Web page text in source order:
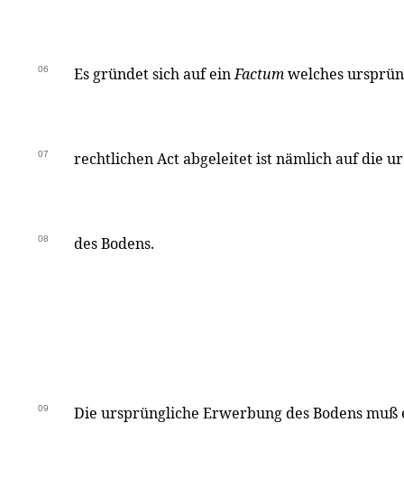
06 Es gründet sich auf einFactumwelches
07 rechtlichen Act abgeleitet ist nämlich auf die
08 des Bodens.
09 Die ursprüngliche Erwerbung des Bodens muß